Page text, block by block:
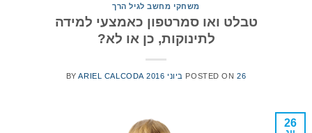
משחקי מחשב לגיל הרך
טבלט ואו סמרטפון כאמצעי למידה
לתינוקות, כן או לא?
POSTED ON26 ביוני 2016 BYARIEL CALCODA
26